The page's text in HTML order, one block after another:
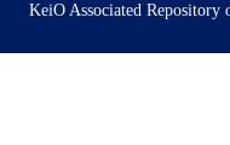
KeiO Associated